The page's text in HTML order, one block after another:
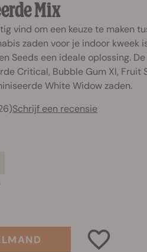
Mix
vind om een keuze te maken
zaden voor je indoor kweek
Seeds een ideale oplossing.
Critical, Bubble Gum Xl, Fruit
White Widow zaden.
Schrijf een recensie